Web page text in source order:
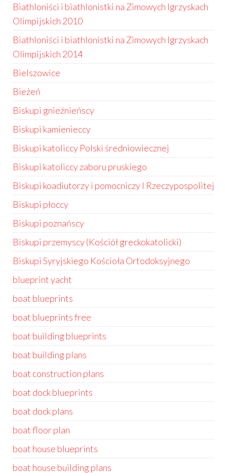
Biathloniści i biathlonistki na Zimowych Igrzyskach
Olimpijskich 2010
Biathloniści i biathlonistki na Zimowych Igrzyskach
Olimpijskich 2014
Bielszowice
Bieżeń
Biskupi gnieźnieńscy
Biskupi kamienieccy
Biskupi katoliccy Polski średniowiecznej
Biskupi katoliccy zaboru pruskiego
Biskupi koadiutorzy i pomocniczy I Rzeczypospolitej
Biskupi płoccy
Biskupi poznańscy
Biskupi przemyscy (Kościół greckokatolicki)
Biskupi Syryjskiego Kościoła Ortodoksyjnego
blueprint yacht
boat blueprints
boat blueprints free
boat building blueprints
boat building plans
boat construction plans
boat dock blueprints
boat dock plans
boat floor plan
boat house blueprints
boat house building plans